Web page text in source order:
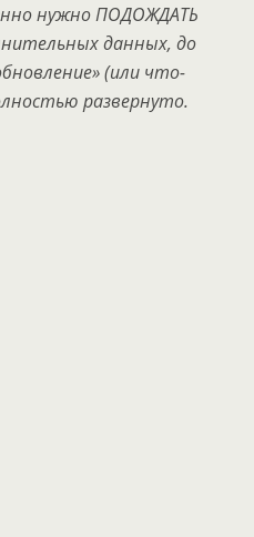
нужно ПОДОЖДАТЬ
данных, до
(или что-
развернуто.